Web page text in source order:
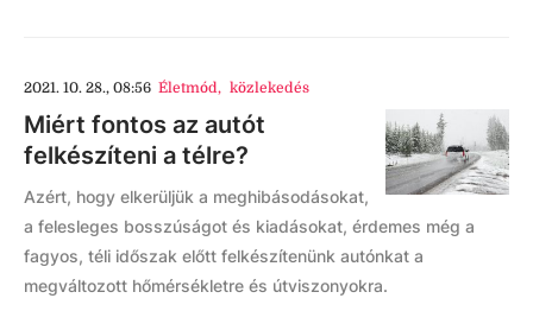
2021. 10. 28., 08:56 Életmód, közlekedés
Miért fontos az autót
felkészíteni a télre?
Azért, hogy elkerüljük a meghibásodásokat,
a felesleges bosszúságot és kiadásokat, érdemes még a
fagyos, téli időszak előtt felkészítenünk autónkat a
megváltozott hőmérsékletre és útviszonyokra.